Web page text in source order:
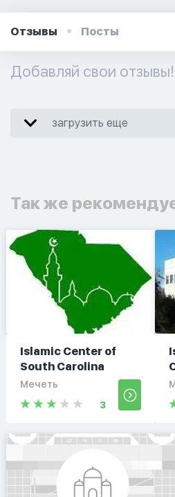
Отзывы Посты
Добавляй свои
загрузить еще
Так же
Islamic Center of
South Carolina
Мечеть
3